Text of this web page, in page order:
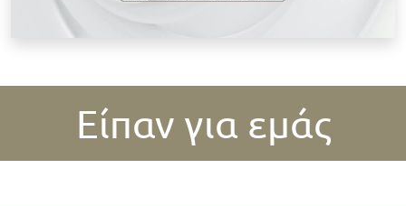
Είπαν για εμάς